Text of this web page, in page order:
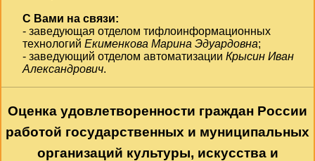
С Вами на связи:
- заведующая отделом тифлоинформационных
технологий Екименкова Марина Эдуардовна;
- заведующий отделом автоматизации Крысин Иван
Александрович.
Оценка удовлетворенности граждан России
работой государственных и муниципальных
организаций культуры, искусства и